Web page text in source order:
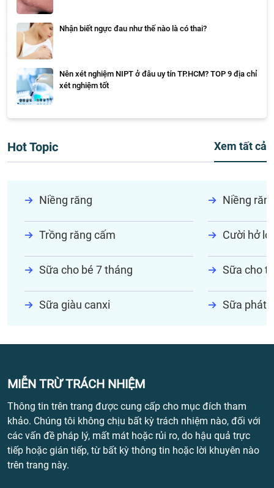
Nhận biết ngực đau như thế nào là có thai?
Nên xét nghiệm NIPT ở đâu uy tín TP.HCM? TOP 9 địa chỉ
xét nghiệm tốt
Hot Topic Xem tất cả
Niềng răng Niềng
Trồng răng cấm Cười hở lợi
Sữa cho bé 7 tháng Sữa cho
Sữa giàu canxi Sữa phát
MIỄN TRỪ TRÁCH NHIỆM
Thông tin trên trang được cung cấp cho mục đích tham
khảo. Chúng tôi không chịu bất kỳ trách nhiệm nào, đối với
các vấn đề pháp lý, mất mát hoặc rủi ro, do hậu quả trực
tiếp hoặc gián tiếp, từ bất kỳ thông tin hoặc lời khuyên nào
trên trang này.